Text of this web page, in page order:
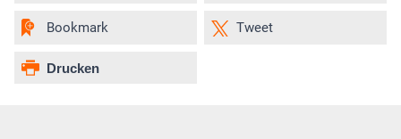
Tweet
Bookmark
Drucken